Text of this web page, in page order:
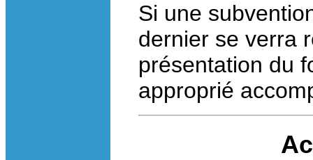
Si une
dernier se verra
présentation du
approprié